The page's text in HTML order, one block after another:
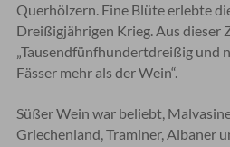
Querhölzern. Eine Blüte erlebte
Dreißigjährigen Krieg. Aus dieser
„Tausendfünfhundertdreißig und
Fässer mehr als der Wein“.
Süßer Wein war beliebt,
Griechenland, Traminer, Albaner